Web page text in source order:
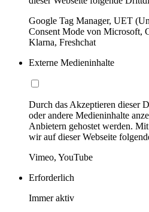
Google Tag Manager, UET
Consent Mode von Microsoft,
Klarna, Freshchat
Externe Medieninhalte
Durch das Akzeptieren dieser
oder andere Medieninhalte
Anbietern gehostet werden.
wir auf dieser Webseite
Vimeo, YouTube
Erforderlich
Immer aktiv